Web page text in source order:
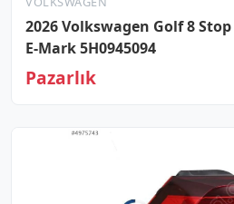
2026 Volkswagen Golf 8 Stop
E-Mark 5H0945094
Pazarlık